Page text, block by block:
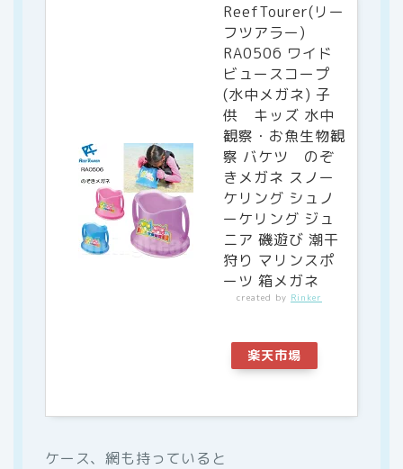
ReefTourer(リー
フツアラー)
RA0506 ワイド
ビュースコープ
(水中メガネ) 子
供 キッズ 水中
観察・お魚生物観
察 バケツ のぞ
きメガネ スノー
ケリング シュノ
ーケリング ジュ
ニア 磯遊び 潮干
狩り マリンスポ
ーツ 箱メガネ
created by Rinker
楽天市場
ケース、網も持っていると